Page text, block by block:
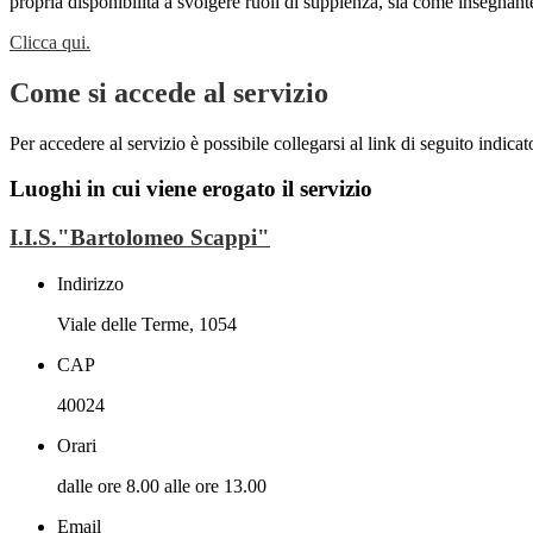
Clicca qui.
Come si accede al servizio
Per accedere al servizio è possibile collegarsi al link di seguito
Luoghi in cui viene erogato il servizio
I.I.S."Bartolomeo Scappi"
Indirizzo
Viale delle Terme, 1054
CAP
40024
Orari
dalle ore 8.00 alle ore 13.00
Email